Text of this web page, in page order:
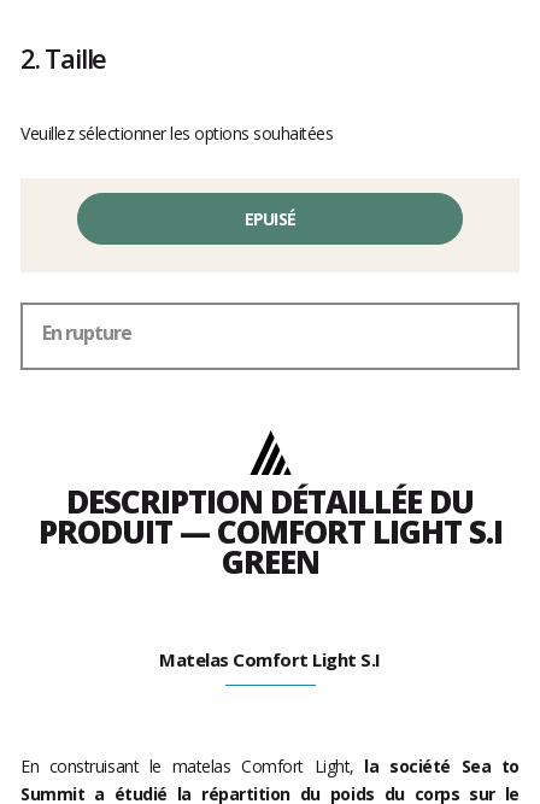
2.Taille
Veuillez sélectionner les options souhaitées
EPUISÉ
En rupture
DESCRIPTION DÉTAILLÉE DU
PRODUIT — COMFORT LIGHT S.I
GREEN
Matelas Comfort Light S.I
En construisant le matelas Comfort Light, la société Sea to
Summit a étudié la répartition du poids du corps sur le